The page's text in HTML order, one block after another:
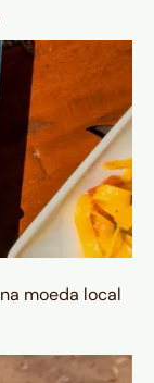
moeda local